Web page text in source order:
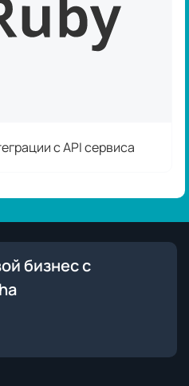
с API сервиса
бизнес с